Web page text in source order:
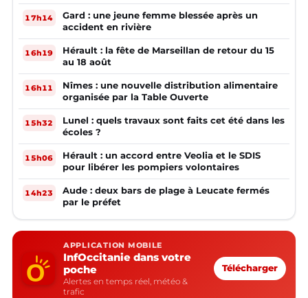
17h14
Gard : une jeune femme blessée après un
accident en rivière
16h19
Hérault : la fête de Marseillan de retour du 15
au 18 août
16h11
Nîmes : une nouvelle distribution alimentaire
organisée par la Table Ouverte
15h32
Lunel : quels travaux sont faits cet été dans les
écoles ?
15h06
Hérault : un accord entre Veolia et le SDIS
pour libérer les pompiers volontaires
14h23
Aude : deux bars de plage à Leucate fermés
par le préfet
APPLICATION MOBILE
InfOccitanie dans votre
poche
Alertes en temps réel, météo &
trafic
Télécharger